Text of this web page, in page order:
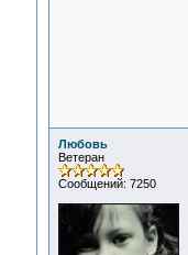
Любовь
Ветеран
Сообщений: 7250